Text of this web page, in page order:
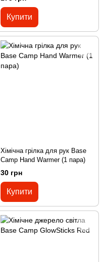
Купити
Хімічна грілка для рук Base
Camp Hand Warmer (1 пара)
30 грн
Купити